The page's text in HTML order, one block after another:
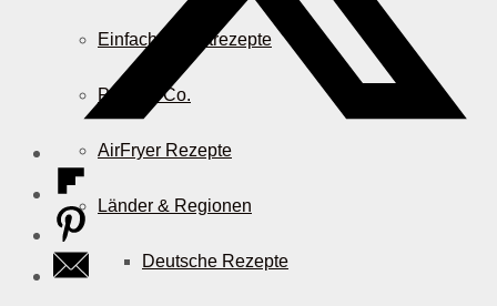
Einfache Salatrezepte
Pizza & Co.
AirFryer Rezepte
Länder & Regionen
Deutsche Rezepte